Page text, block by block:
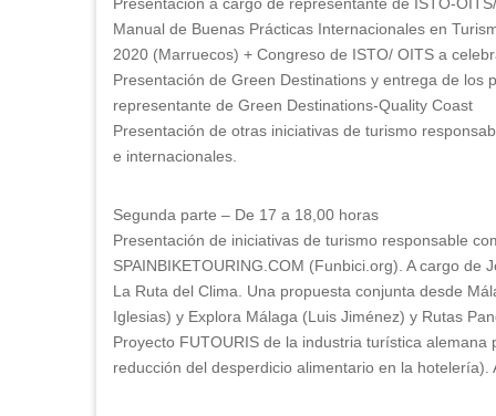
Manual de Buenas Prácticas Internacionales en
2020 (Marruecos) + Congreso de ISTO/ OITS a
Presentación de Green Destinations y entrega de los
representante de Green Destinations-Quality Coast
Presentación de otras iniciativas de turismo
e internacionales.
Segunda parte – De 17 a 18,00 horas
Presentación de iniciativas de turismo responsable
SPAINBIKETOURING.COM (Funbici.org). A cargo de
La Ruta del Clima. Una propuesta conjunta desde
Iglesias) y Explora Málaga (Luis Jiménez) y Rutas
Proyecto FUTOURIS de la industria turística
reducción del desperdicio alimentario en la